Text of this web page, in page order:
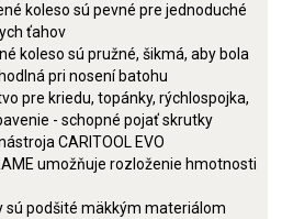
koleso sú pevné pre jednoduché
ťahov
koleso sú pružné, šikmá, aby bola
pri nosení batohu
pre kriedu, topánky, rýchlospojka,
- schopné pojať skrutky
CARITOOL EVO
umožňuje rozloženie hmotnosti
sú podšité mäkkým materiálom